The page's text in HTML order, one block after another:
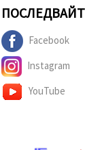
Facebook
Instagram
YouTube